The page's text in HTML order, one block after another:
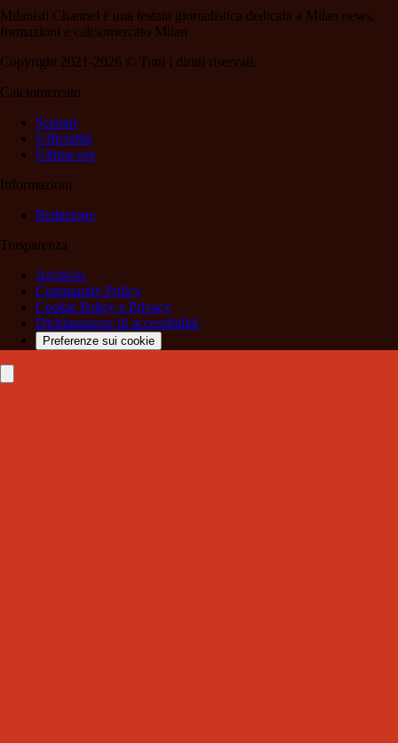
Milanisti Channel è una testata giornalistica dedicata a Milan news,
formazioni e calciomercato Milan
Copyright 2021-2026 © Tutti i diritti riservati.
Calciomercato
Scenari
Ufficialità
Ultima ora
Informazioni
Redazione
Trasparenza
Archivio
Community Policy
Cookie Policy e Privacy
Dichiarazione di accessibilità
Preferenze sui cookie